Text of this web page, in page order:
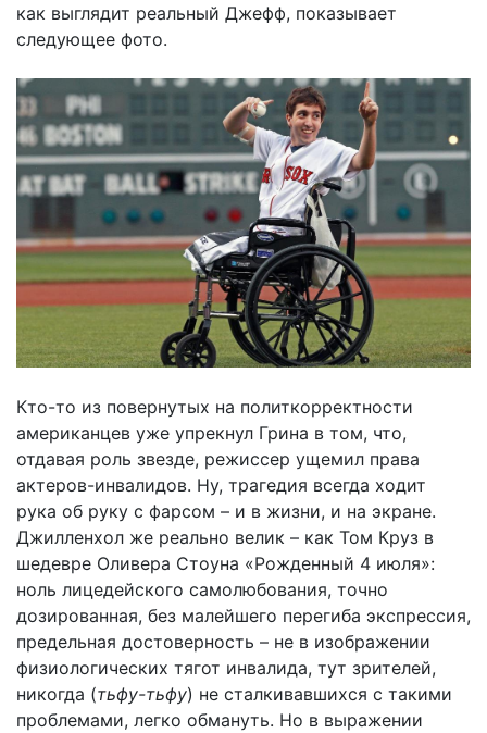
как выглядит реальный Джефф, показывает
следующее фото.
Кто-то из повернутых на политкорректности
американцев уже упрекнул Грина в том, что,
отдавая роль звезде, режиссер ущемил права
актеров-инвалидов. Ну, трагедия всегда ходит
рука об руку с фарсом – и в жизни, и на экране.
Джилленхол же реально велик – как Том Круз в
шедевре Оливера Стоуна «Рожденный 4 июля»:
ноль лицедейского самолюбования, точно
дозированная, без малейшего перегиба экспрессия,
предельная достоверность – не в изображении
физиологических тягот инвалида, тут зрителей,
никогда (тьфу-тьфу) не сталкивавшихся с такими
проблемами, легко обмануть. Но в выражении